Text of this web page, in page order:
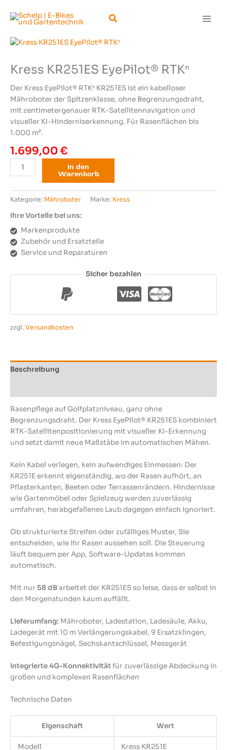
Inhalt
springen
Suchen
Kress KR251ES EyePilot® RTKⁿ
Der Kress EyePilot® RTKⁿ KR251ES ist ein kabelloser
Mähroboter der Spitzenklasse, ohne Begrenzungsdraht,
mit zentimetergenauer RTK-Satellitennavigation und
visueller KI-Hinderniserkennung. Für Rasenflächen bis
1.000 m².
1.699,00€
Kress
KR251ES
RTKⁿ
In den
Warenkorb
Kategorie: Mähroboter Marke: Kress
Ihre Vorteile bei uns:
Markenprodukte
Zubehör und Ersatzteile
Service und Reparaturen
Sicher bezahlen
zzgl.Versandkosten
Beschreibung
Rasenpflege auf Golfplatzniveau, ganz ohne
Begrenzungsdraht. Der Kress EyePilot® KR251ES kombiniert
RTK-Satellitenpositionierung mit visueller KI-Erkennung
und setzt damit neue Maßstäbe im automatischen Mähen.
Kein Kabel verlegen, kein aufwendiges Einmessen: Der
KR251E erkennt eigenständig, wo der Rasen aufhört, an
Pflasterkanten, Beeten oder Terrassenrändern. Hindernisse
wie Gartenmöbel oder Spielzeug werden zuverlässig
umfahren, herabgefallenes Laub dagegen einfach ignoriert.
Ob strukturierte Streifen oder zufälliges Muster, Sie
entscheiden, wie Ihr Rasen aussehen soll. Die Steuerung
läuft bequem per App, Software-Updates kommen
automatisch.
Mit nur58 dBarbeitet der KR251ES so leise, dass er selbst in
den Morgenstunden kaum auffällt.
Lieferumfang: Mähroboter, Ladestation, Ladesäule, Akku,
Ladegerät mit 10 m Verlängerungskabel, 9 Ersatzklingen,
Befestigungsnägel, Sechskantschlüssel, Messgerät
Integrierte 4G-Konnektivitätfür zuverlässige Abdeckung in
großen und komplexen Rasenflächen
Technische Daten
Eigenschaft Wert
Modell Kress KR251E